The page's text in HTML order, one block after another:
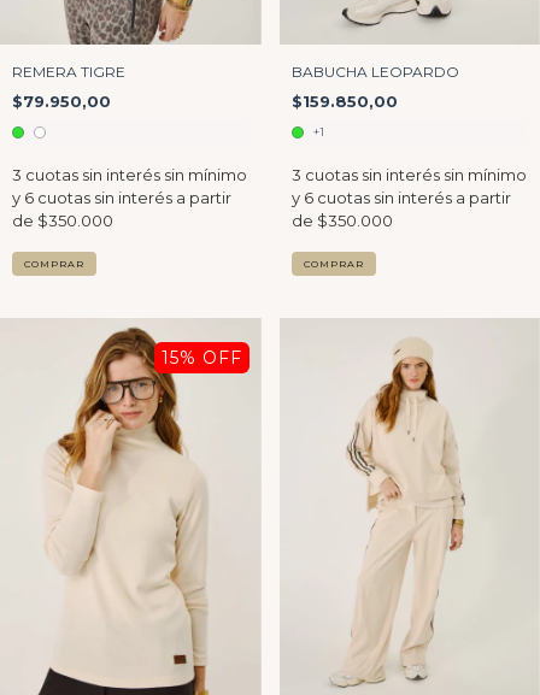
REMERA TIGRE
$79.950,00
COMPRAR
BABUCHA LEOPARDO
$159.850,00
+1
COMPRAR
15% OFF